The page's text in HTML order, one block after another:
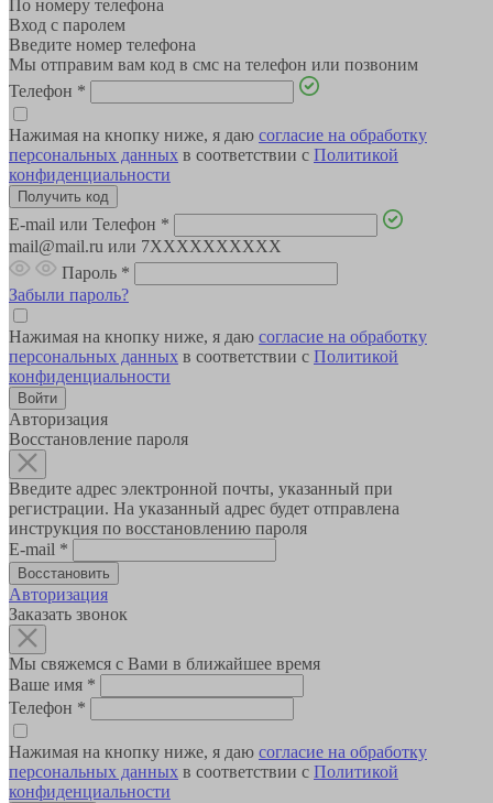
По номеру телефона
Вход с паролем
Введите номер телефона
Мы отправим вам код в смс на телефон или позвоним
Телефон *
Нажимая на кнопку ниже, я даю согласие на обработку
персональных данных в соответствии с Политикой
конфиденциальности
E-mail или Телефон *
mail@mail.ru или 7XXXXXXXXXX
Пароль *
Забыли пароль?
Нажимая на кнопку ниже, я даю согласие на обработку
персональных данных в соответствии с Политикой
конфиденциальности
Авторизация
Восстановление пароля
Введите адрес электронной почты, указанный при
регистрации. На указанный адрес будет отправлена
инструкция по восстановлению пароля
E-mail *
Авторизация
Заказать звонок
Мы свяжемся с Вами в ближайшее время
Ваше имя *
Телефон *
Нажимая на кнопку ниже, я даю согласие на обработку
персональных данных в соответствии с Политикой
конфиденциальности